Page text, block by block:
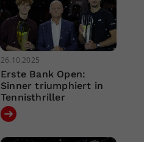
26.10.2025
Erste Bank Open:
Sinner triumphiert in
Tennisthriller